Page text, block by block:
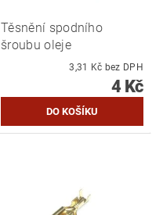
Těsnění spodního
šroubu oleje
3,31 Kč bez DPH
4 Kč